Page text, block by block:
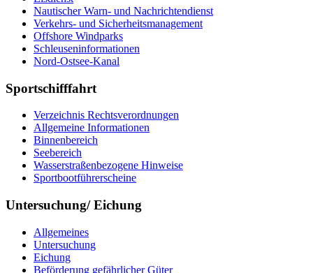
Nau­ti­scher Warn-​ und Nach­rich­ten­dienst
Ver­kehrs-​ und Si­cher­heits­ma­na­ge­ment
Offs­ho­re Wind­parks
Schleu­sen­in­for­ma­tio­nen
Nord-​Ost­see-​Ka­nal
Sportschifffahrt
Ver­zeich­nis Rechts­ver­ord­nun­gen
All­ge­mei­ne In­for­ma­tio­nen
Bin­nen­be­reich
See­be­reich
Was­ser­stra­ßen­be­zo­ge­ne Hin­wei­se
Sport­boot­füh­rer­schei­ne
Untersuchung/ Eichung
All­ge­mei­nes
Un­ter­su­chung
Ei­chung
Be­för­de­rung ge­fähr­li­cher Gü­ter